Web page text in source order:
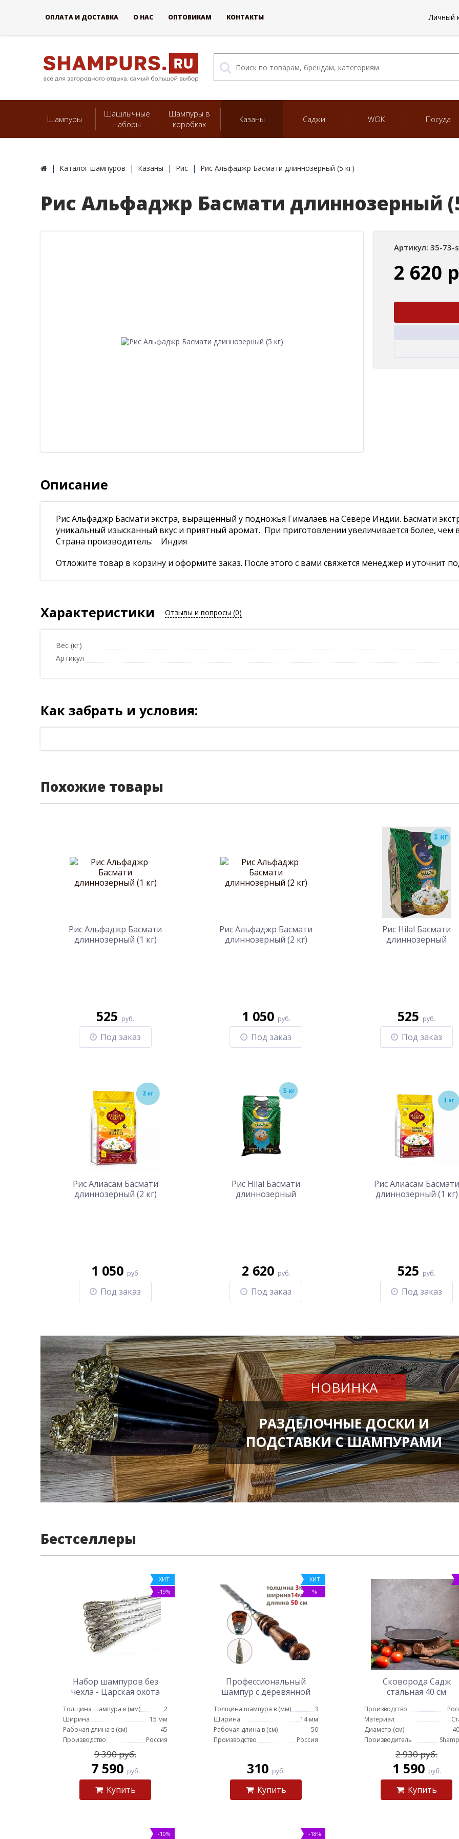
Шампуры
Шашлычные
наборы
Шампуры в
коробках
Казаны Саджи WOK Посуда
Каталог шампуров Казаны Рис Рис Альфаджр Басмати длиннозерный (5 кг)
Рис Альфаджр Басмати длиннозерный
Артикул: 35-73-
2 620
Описание
Рис Альфаджр Басмати экстра, выращенный у подножья Гималаев на Севере Индии. Басмати
уникальный изысканный вкус и приятный аромат. При приготовлении увеличивается более, чем
Страна производитель: Индия
Отложите товар в корзину и оформите заказ. После этого с вами свяжется менеджер и уточнит
Характеристики Отзывы и вопросы (0)
Вес (кг)
Артикул
Как забрать и условия:
Похожие товары
Рис Альфаджр Басмати
длиннозерный (1 кг)
525 руб.
Под заказ
Рис Альфаджр Басмати
длиннозерный (2 кг)
1 050 руб.
Под заказ
Рис Hilal Басмати
длиннозерный
525 руб.
Под заказ
Рис Алиасам Басмати
длиннозерный (2 кг)
1 050 руб.
Под заказ
Рис Hilal Басмати
длиннозерный
2 620 руб.
Под заказ
Рис Алиасам Басмати
длиннозерный (1 кг)
525 руб.
Под заказ
НОВИНКА
РАЗДЕЛОЧНЫЕ ДОСКИ И
ПОДСТАВКИ С ШАМПУРАМИ
Бестселлеры
ХИТ
-19%
Набор шампуров без
чехла - Царская охота
Толщина шампура в (мм)
2
Ширина
15 мм
Рабочая длина в (см)
45
Производство
Россия
9 390 руб.
7 590 руб.
Купить
ХИТ
%
Профессиональный
шампур с деревянной
мм - 50 см
Толщина шампура в (мм)
3
Ширина
14 мм
Рабочая длина в (см)
50
Производство
Россия
310 руб.
Купить
Сковорода Садж
стальная 40 см
Производство
Материал
Диаметр (см)
Производитель
2 930 руб.
1 590 руб.
Купить
-10% -18%
ОПЛАТА И ДОСТАВКА О НАС ОПТОВИКАМ КОНТАКТЫ Личный